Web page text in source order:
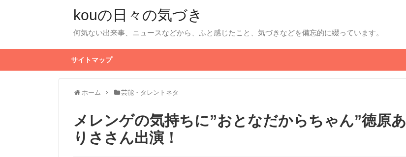
kouの日々の気づき
何気ない出来事、ニュースなどから、ふと感じたこと、気づきなどを備忘的に綴っています。
サイトマップ
ホーム 芸能・タレントネタ
メレンゲの気持ちに”おとなだからちゃん”徳原あ
りささん出演！